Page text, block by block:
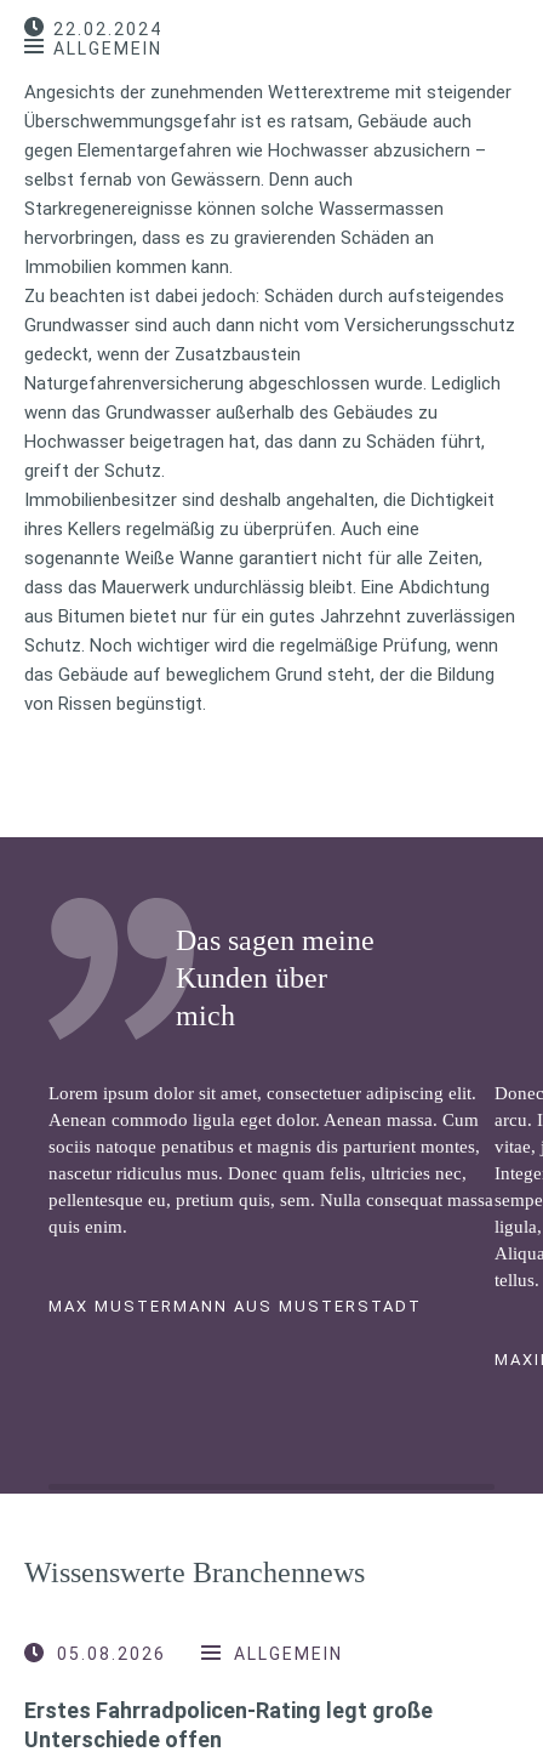
22.02.2024
ALLGEMEIN
Angesichts der zunehmenden Wetterextreme mit steigender
Überschwemmungsgefahr ist es ratsam, Gebäude auch
gegen Elementargefahren wie Hochwasser abzusichern –
selbst fernab von Gewässern. Denn auch
Starkregenereignisse können solche Wassermassen
hervorbringen, dass es zu gravierenden Schäden an
Immobilien kommen kann.
Zu beachten ist dabei jedoch: Schäden durch aufsteigendes
Grundwasser sind auch dann nicht vom Versicherungsschutz
gedeckt, wenn der Zusatzbaustein
Naturgefahrenversicherung abgeschlossen wurde. Lediglich
wenn das Grundwasser außerhalb des Gebäudes zu
Hochwasser beigetragen hat, das dann zu Schäden führt,
greift der Schutz.
Immobilienbesitzer sind deshalb angehalten, die Dichtigkeit
ihres Kellers regelmäßig zu überprüfen. Auch eine
sogenannte Weiße Wanne garantiert nicht für alle Zeiten,
dass das Mauerwerk undurchlässig bleibt. Eine Abdichtung
aus Bitumen bietet nur für ein gutes Jahrzehnt zuverlässigen
Schutz. Noch wichtiger wird die regelmäßige Prüfung, wenn
das Gebäude auf beweglichem Grund steht, der die Bildung
von Rissen begünstigt.
Das sagen meine
Kunden über
mich
Lorem ipsum dolor sit amet, consectetuer adipiscing elit.
Aenean commodo ligula eget dolor. Aenean massa. Cum
sociis natoque penatibus et magnis dis parturient montes,
nascetur ridiculus mus. Donec quam felis, ultricies nec,
pellentesque eu, pretium quis, sem. Nulla consequat massa
quis enim.
MAX MUSTERMANN AUS MUSTERSTADT
arcu.
vitae,
tellus.
Wissenswerte Branchennews
05.08.2026 ALLGEMEIN
Erstes Fahrradpolicen-Rating legt große
Unterschiede offen